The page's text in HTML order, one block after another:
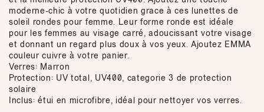
moderne-chic à votre quotidien grace à ces lunettes de
soleil rondes pour femme. Leur forme ronde est idéale
pour les femmes au visage carré, adoucissant votre visage
et donnant un regard plus doux à vos yeux. Ajoutez EMMA
couleur cuivre à votre panier.
Verres: Marron
Protection: UV total, UV400, categorie 3 de protection
solaire
Inclus: étui en microfibre, idéal pour nettoyer vos verres.